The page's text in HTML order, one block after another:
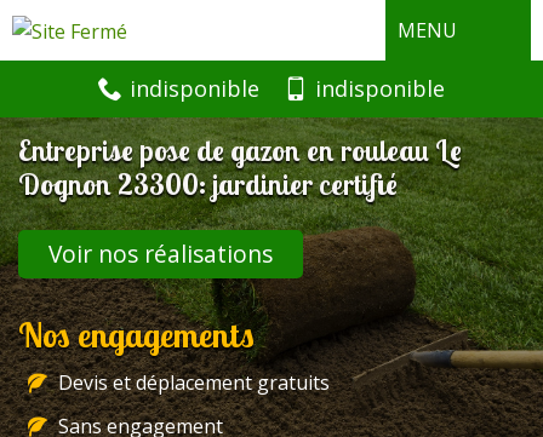
MENU
indisponible indisponible
Entreprise pose de gazon en rouleau Le
Dognon 23300: jardinier certifié
Voir nos réalisations
Nos engagements
Devis et déplacement gratuits
Sans engagement